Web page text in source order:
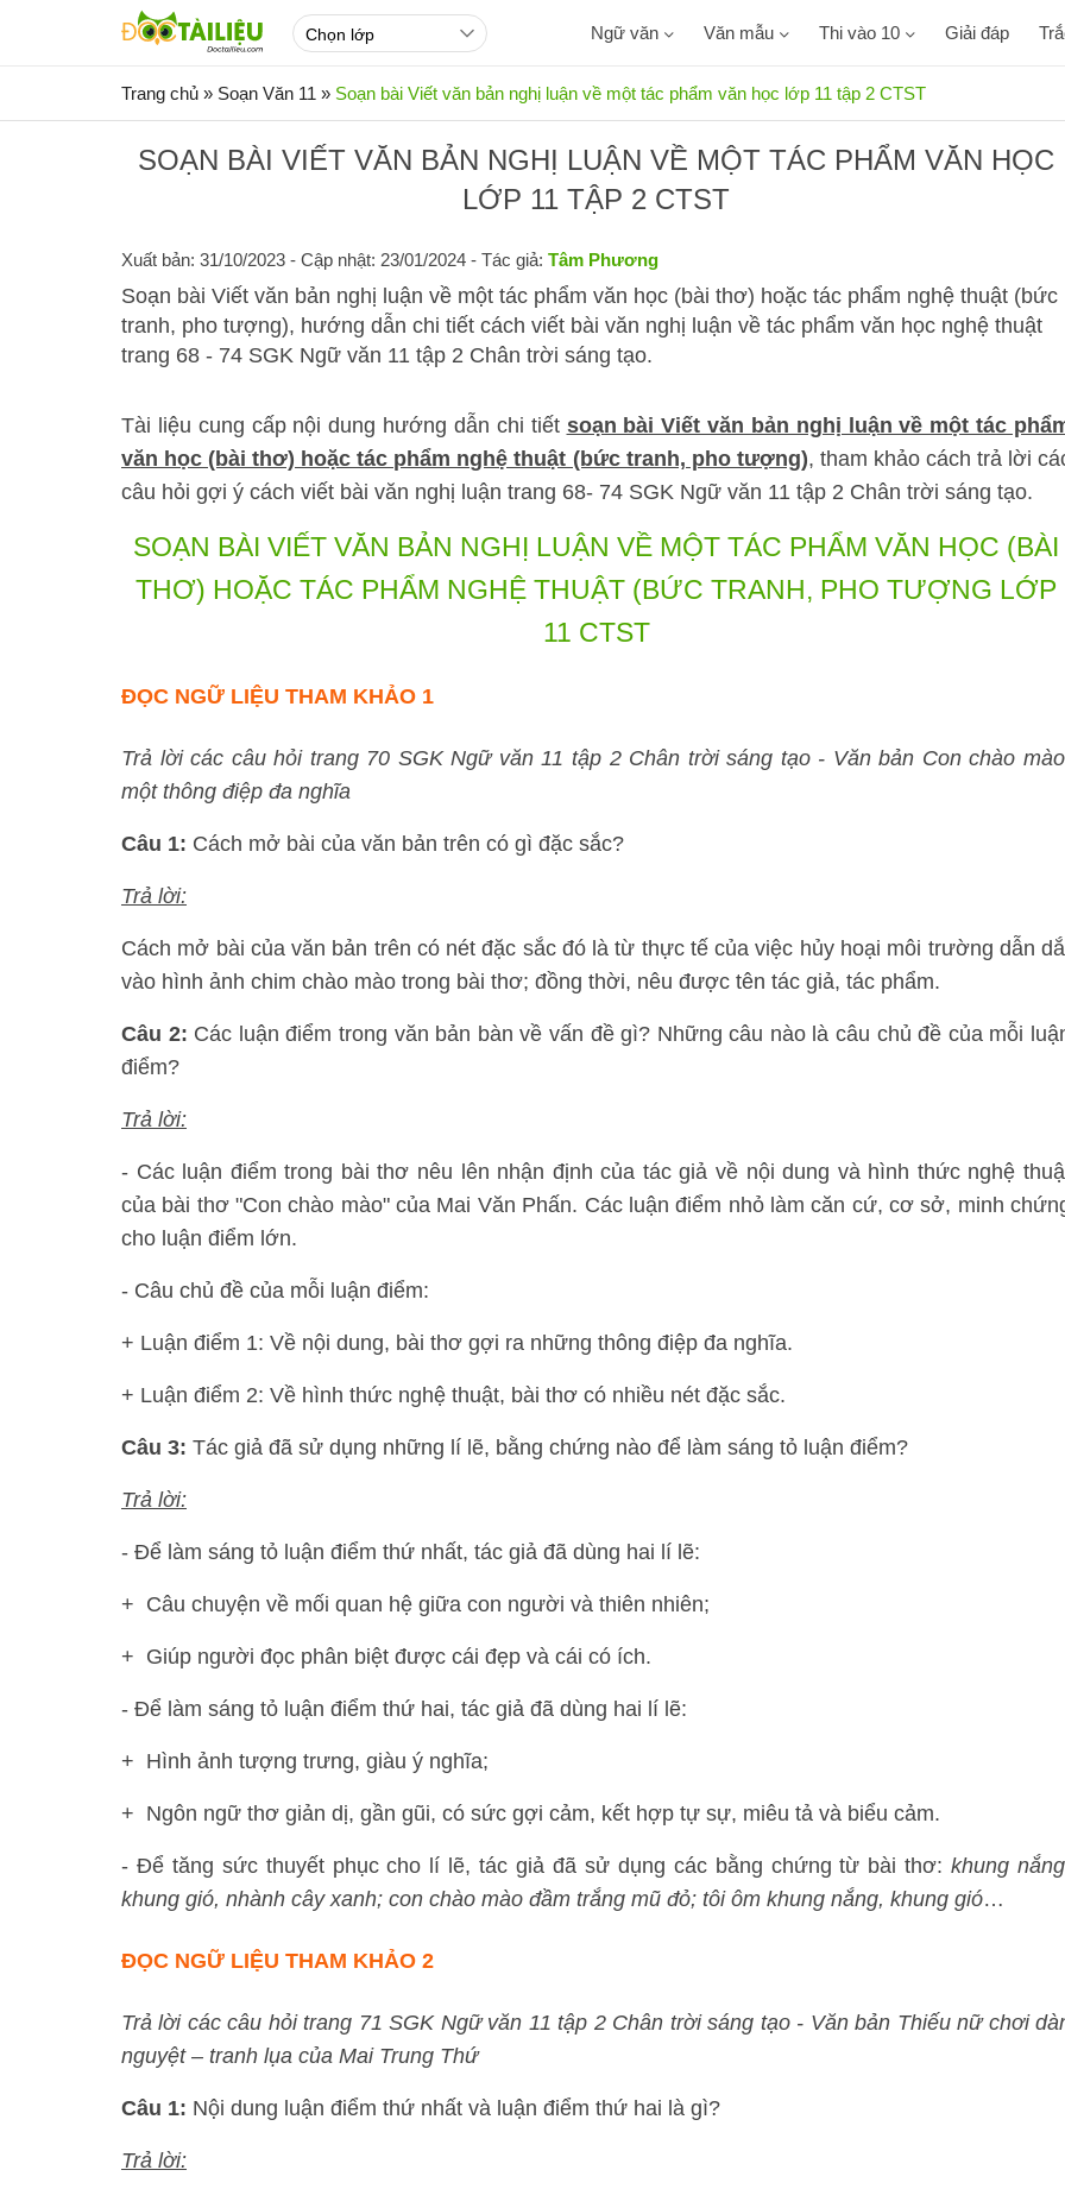
Ngữ văn Văn mẫu Thi vào 10 Giải đáp
Trang chủ » Soạn Văn 11 » Soạn bài Viết văn bản nghị luận về một tác phẩm văn học lớp 11 tập 2 CTST
SOẠN BÀI VIẾT VĂN BẢN NGHỊ LUẬN VỀ MỘT TÁC PHẨM VĂN HỌC
LỚP 11 TẬP 2 CTST
Xuất bản: 31/10/2023 - Cập nhật: 23/01/2024 - Tác giả: Tâm Phương
Soạn bài Viết văn bản nghị luận về một tác phẩm văn học (bài thơ) hoặc tác phẩm nghệ thuật (bức
tranh, pho tượng), hướng dẫn chi tiết cách viết bài văn nghị luận về tác phẩm văn học nghệ thuật
trang 68 - 74 SGK Ngữ văn 11 tập 2 Chân trời sáng tạo.
Tài liệu cung cấp nội dung hướng dẫn chi tiết soạn bài Viết văn bản nghị luận về một tác
văn học (bài thơ) hoặc tác phẩm nghệ thuật (bức tranh, pho tượng), tham khảo cách trả lời
câu hỏi gợi ý cách viết bài văn nghị luận trang 68- 74 SGK Ngữ văn 11 tập 2 Chân trời sáng tạo.
SOẠN BÀI VIẾT VĂN BẢN NGHỊ LUẬN VỀ MỘT TÁC PHẨM VĂN HỌC (BÀI
THƠ) HOẶC TÁC PHẨM NGHỆ THUẬT (BỨC TRANH, PHO TƯỢNG LỚP
11 CTST
ĐỌC NGỮ LIỆU THAM KHẢO 1
Trả lời các câu hỏi trang 70 SGK Ngữ văn 11 tập 2 Chân trời sáng tạo - Văn bản Con chào
một thông điệp đa nghĩa
Câu 1: Cách mở bài của văn bản trên có gì đặc sắc?
Trả lời:
Cách mở bài của văn bản trên có nét đặc sắc đó là từ thực tế của việc hủy hoại môi trường dẫn
vào hình ảnh chim chào mào trong bài thơ; đồng thời, nêu được tên tác giả, tác phẩm.
Câu 2: Các luận điểm trong văn bản bàn về vấn đề gì? Những câu nào là câu chủ đề của mỗi
điểm?
Trả lời:
- Các luận điểm trong bài thơ nêu lên nhận định của tác giả về nội dung và hình thức nghệ
của bài thơ "Con chào mào" của Mai Văn Phấn. Các luận điểm nhỏ làm căn cứ, cơ sở, minh
cho luận điểm lớn.
- Câu chủ đề của mỗi luận điểm:
+ Luận điểm 1: Về nội dung, bài thơ gợi ra những thông điệp đa nghĩa.
+ Luận điểm 2: Về hình thức nghệ thuật, bài thơ có nhiều nét đặc sắc.
Câu 3: Tác giả đã sử dụng những lí lẽ, bằng chứng nào để làm sáng tỏ luận điểm?
Trả lời:
- Để làm sáng tỏ luận điểm thứ nhất, tác giả đã dùng hai lí lẽ:
+ Câu chuyện về mối quan hệ giữa con người và thiên nhiên;
+ Giúp người đọc phân biệt được cái đẹp và cái có ích.
- Để làm sáng tỏ luận điểm thứ hai, tác giả đã dùng hai lí lẽ:
+ Hình ảnh tượng trưng, giàu ý nghĩa;
+ Ngôn ngữ thơ giản dị, gần gũi, có sức gợi cảm, kết hợp tự sự, miêu tả và biểu cảm.
- Để tăng sức thuyết phục cho lí lẽ, tác giả đã sử dụng các bằng chứng từ bài thơ:khung
khung gió, nhành cây xanh; con chào mào đầm trắng mũ đỏ; tôi ôm khung nắng, khung gió…
ĐỌC NGỮ LIỆU THAM KHẢO 2
Trả lời các câu hỏi trang 71 SGK Ngữ văn 11 tập 2 Chân trời sáng tạo - Văn bản Thiếu nữ chơi
nguyệt – tranh lụa của Mai Trung Thứ
Câu 1: Nội dung luận điểm thứ nhất và luận điểm thứ hai là gì?
Trả lời: